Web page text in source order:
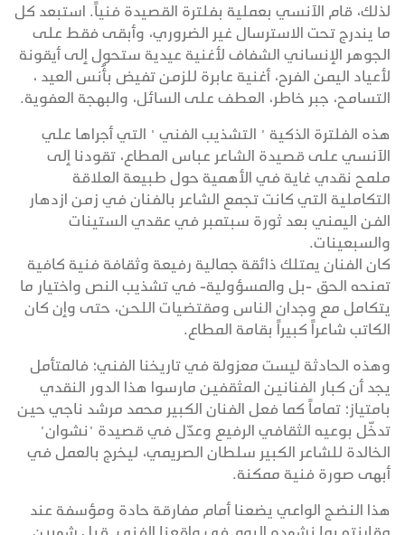
لذلك، قام الآنسي بعملية بفلترة القصيدة فنياً. استبعد كل
ما يندرج تحت الاسترسال غير الضروري، وأبقى فقط على
الجوهر الإنساني الشفاف لأغنية عيدية ستحول إلى أيقونة
لأعياد اليمن الفرح، أغنية عابرة للزمن تفيض بأُنس العيد ،
التسامح، جبر خاطر، العطف على السائل، والبهجة العفوية.
هذه الفلترة الذكية " التشذيب الفني " التي أجراها علي
الآنسي على قصيدة الشاعر عباس المطاع، تقودنا إلى
ملمح نقدي غاية في الأهمية حول طبيعة العلاقة
التكاملية التي كانت تجمع الشاعر بالفنان في زمن ازدهار
الفن اليمني بعد ثورة سبتمبر في عقدي الستينات
والسبعينات.
كان الفنان يمتلك ذائقة جمالية رفيعة وثقافة فنية كافية
تمنحه الحق -بل والمسؤولية- في تشذيب النص واختيار ما
يتكامل مع وجدان الناس ومقتضيات اللحن، حتى وإن كان
الكاتب شاعراً كبيراً بقامة المطاع.
وهذه الحادثة ليست معزولة في تاريخنا الفني؛ فالمتأمل
يجد أن كبار الفنانين المثقفين مارسوا هذا الدور النقدي
بامتياز؛ تماماً كما فعل الفنان الكبير محمد مرشد ناجي حين
تدخّل بوعيه الثقافي الرفيع وعدّل في قصيدة "نشوان"
الخالدة للشاعر الكبير سلطان الصريمي، ليخرج بالعمل في
أبهى صورة فنية ممكنة.
هذا النضج الواعي يضعنا أمام مفارقة حادة ومؤسفة عند